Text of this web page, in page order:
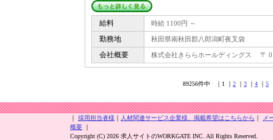
給料 時給 1100円 ～
勤務地 秋田県南秋田郡八郎潟町夜叉袋
会社概要 株式会社きららホールディングス 〒
89256件中 ｜1 ｜ 2 ｜ 3 ｜ 4 ｜ 5
｜ 採用担当者様 ｜ 人材関連サービス企業様、掲載希望はこちらから ｜
メ
概要 ｜
Copyright (C) 2026 求人サイトのWORKGATE INC. All Rights Reserved.